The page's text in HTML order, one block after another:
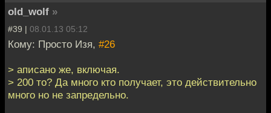
old_wolf »
#39 | 08.01.13 05:12
Кому: Просто Изя, #26
> аписано же, включая.
> 200 то? Да много кто получает, это действительно
много но не запредельно.